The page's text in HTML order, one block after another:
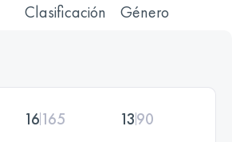
Clasificación Género
16165 1390